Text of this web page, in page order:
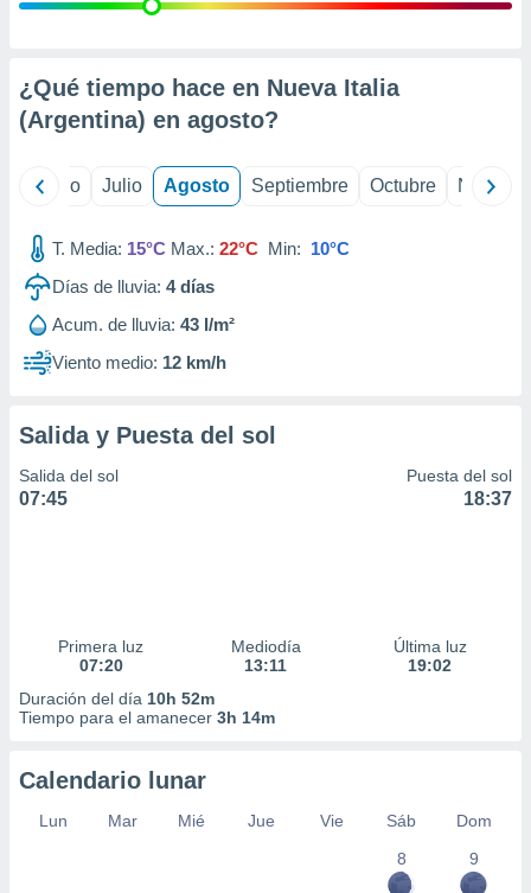
e
mediante
de
1199
¿Qué tiempo hace en Nueva Italia
(Argentina) en agosto?
Junio Julio Agosto Septiembre Octubre
T. Media: 15°C Max.: 22°C Min: 10°C
Días de lluvia: 4días
Acum. de lluvia: 43 l/m²
Viento medio: 12 km/h
Salida y Puesta del sol
Salida del sol
07:45
Puesta del sol
18:37
Primera luz
07:20
Mediodía
13:11
Última luz
19:02
Duración del día 10h 52m
Tiempo para el amanecer 3h 14m
Calendario lunar
Lun Mar Mié Jue Vie Sáb
Dom
8
9